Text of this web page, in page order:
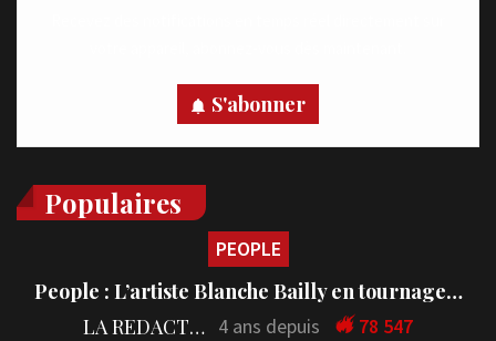
S'abonner
Populaires
PEOPLE
People : L’artiste Blanche Bailly en tournage…
LA REDACTION 4 ans depuis 78 547